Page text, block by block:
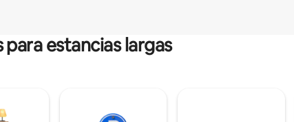
estancias largas